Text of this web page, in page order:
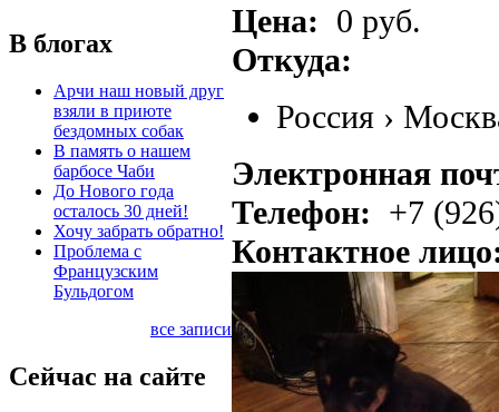
В блогах
Арчи наш новый друг
взяли в приюте
бездомных собак
В память о нашем
барбосе Чаби
До Нового года
осталось 30 дней!
Хочу забрать обратно!
Проблема с
Французским
Бульдогом
все записи
Сейчас на сайте
Цена: 0 руб.
Откуда:
Россия ›
Электронная
Телефон: +7
Контактное